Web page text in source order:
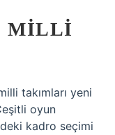
MILLI
takımları yeni
oyun
kadro seçimi